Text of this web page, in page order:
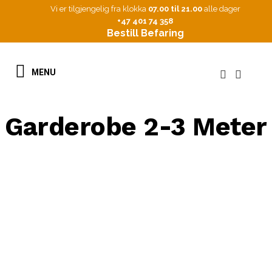
Vi er tilgjengelig fra klokka 07.00 til 21.00alle dager
+47 401 74 358
Bestill Befaring
Garderobe 2-3 Meter